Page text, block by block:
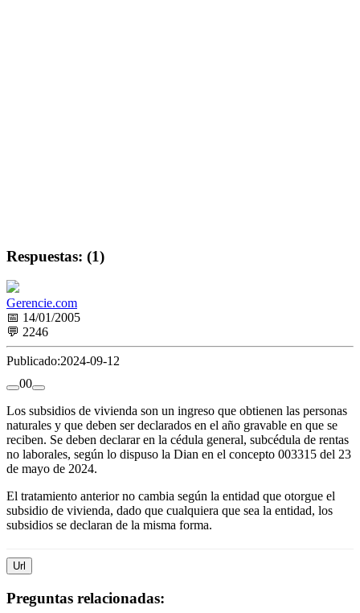
Respuestas: (1)
Gerencie.com
📅 14/01/2005
💬 2246
Publicado:2024-09-12
00
Los subsidios de vivienda son un ingreso que obtienen las personas
naturales y que deben ser declarados en el año gravable en que se
reciben. Se deben declarar en la cédula general, subcédula de rentas
no laborales, según lo dispuso la Dian en el concepto 003315 del 23
de mayo de 2024.
El tratamiento anterior no cambia según la entidad que otorgue el
subsidio de vivienda, dado que cualquiera que sea la entidad, los
subsidios se declaran de la misma forma.
Url
Preguntas relacionadas: